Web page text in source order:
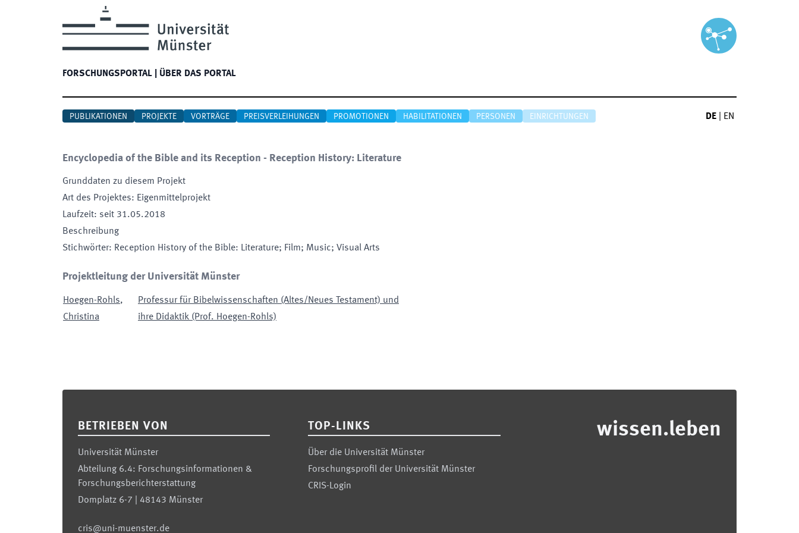
FORSCHUNGSPORTAL ÜBER DAS PORTAL
PUBLIKATIONEN PROJEKTE VORTRÄGE PREISVERLEIHUNGEN PROMOTIONEN HABILITATIONEN PERSONEN EINRICHTUNGEN DE EN
Encyclopedia of the Bible and its Reception - Reception History: Literature
Grunddaten zu diesem Projekt
Art des Projektes: Eigenmittelprojekt
Laufzeit: seit 31.05.2018
Beschreibung
Stichwörter: Reception History of the Bible: Literature; Film; Music; Visual Arts
Projektleitung der Universität Münster
Hoegen-Rohls,
Christina
Professur für Bibelwissenschaften (Altes/Neues Testament) und
ihre Didaktik (Prof. Hoegen-Rohls)
BETRIEBEN VON
Universität Münster
Abteilung 6.4: Forschungsinformationen &
Forschungsberichterstattung
Domplatz 6-7 | 48143 Münster
cris@uni-muenster.de
TOP-LINKS
Über die Universität Münster
Forschungsprofil der Universität Münster
CRIS-Login
wissen.leben